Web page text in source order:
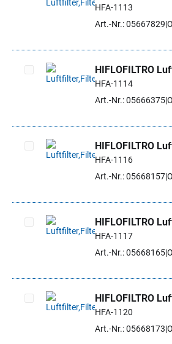
Artikel auswählen
HFA-1113
Art.-Nr.: 05667829
Artikel auswählen
HIFLOFILTRO
HFA-1114
Art.-Nr.: 05666375
Artikel auswählen
HIFLOFILTRO
HFA-1116
Art.-Nr.: 05668157
Artikel auswählen
HIFLOFILTRO
HFA-1117
Art.-Nr.: 05668165
Artikel auswählen
HIFLOFILTRO
HFA-1120
Art.-Nr.: 05668173